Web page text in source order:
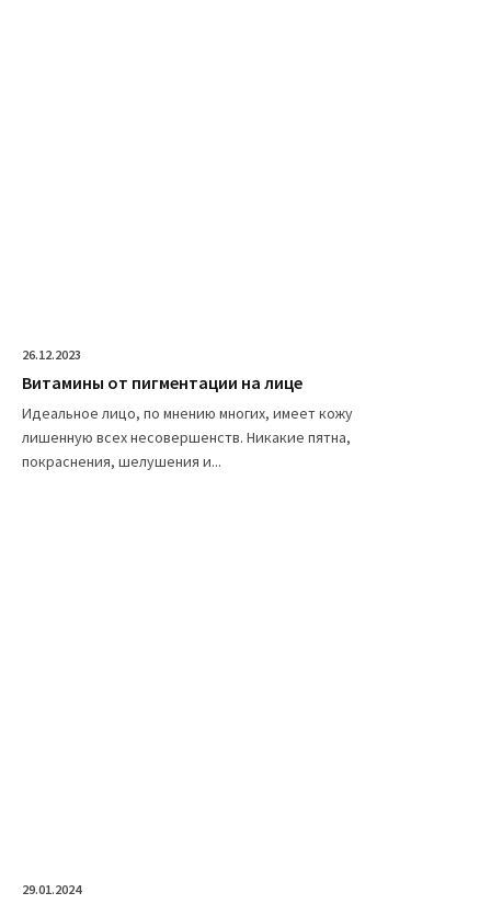
26.12.2023
Витамины от пигментации на лице
Идеальное лицо, по мнению многих, имеет кожу
лишенную всех несовершенств. Никакие пятна,
покраснения, шелушения и...
29.01.2024